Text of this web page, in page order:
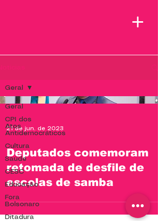
Geral
CPI dos
Atos
Antidemocráticos
Cultura
Saúde
CESC
Educação
Fora
Bolsonaro
Ditadura
Geral
21 de jun. de 2023
Deputados comemoram
retomada de desfile de
escolas de samba